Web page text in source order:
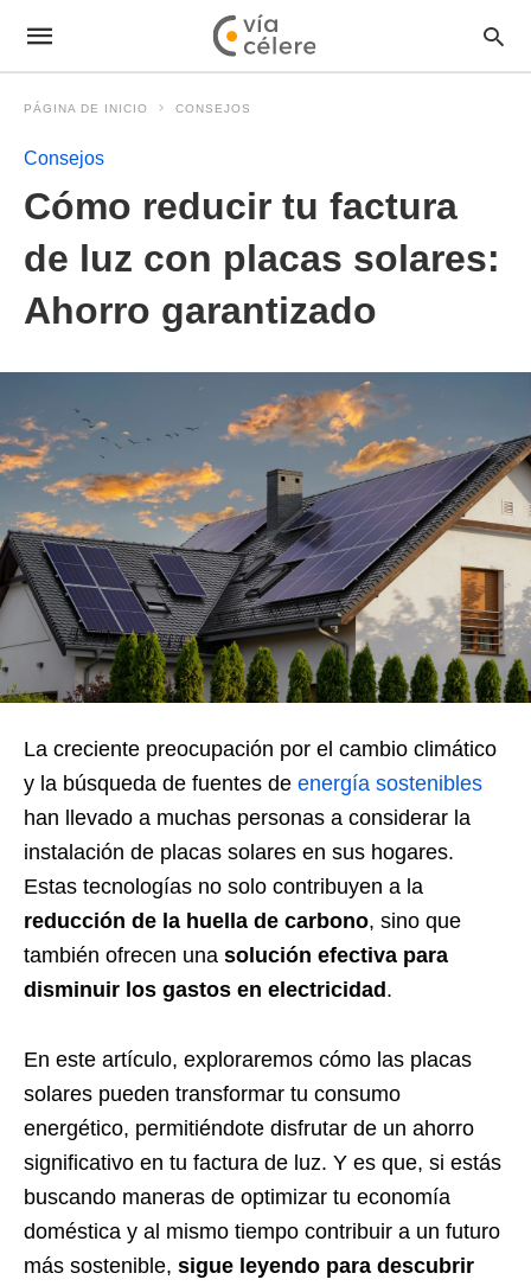
PÁGINA DE INICIO CONSEJOS
Consejos
Cómo reducir tu factura
de luz con placas solares:
Ahorro garantizado
La creciente preocupación por el cambio climático
y la búsqueda de fuentes de energía sostenibles
han llevado a muchas personas a considerar la
instalación de placas solares en sus hogares.
Estas tecnologías no solo contribuyen a la
reducción de la huella de carbono, sino que
también ofrecen una solución efectiva para
disminuir los gastos en electricidad .
En este artículo, exploraremos cómo las placas
solares pueden transformar tu consumo
energético, permitiéndote disfrutar de un ahorro
significativo en tu factura de luz. Y es que, si estás
buscando maneras de optimizar tu economía
doméstica y al mismo tiempo contribuir a un futuro
más sostenible, sigue leyendo para descubrir